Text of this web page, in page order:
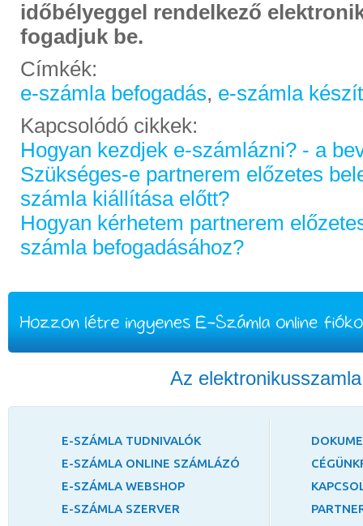
időbélyeggel rendelkező
fogadjuk be.
Címkék:
e-számla befogadás, e-számla
Kapcsolódó cikkek:
Hogyan kezdjek e-számlázni? - a
Szükséges-e partnerem előzetes
számla kiállítása előtt?
Hogyan kérhetem partnerem
számla befogadásához?
Az
E-SZÁMLA TUDNIVALÓK
E-SZÁMLA ONLINE SZÁMLÁZÓ
E-SZÁMLA WEBSHOP
E-SZÁMLA SZERVER